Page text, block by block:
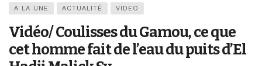
A LA UNE ACTUALITÉ VIDEO
Vidéo/ Coulisses du Gamou, ce que
cet homme fait de l’eau du puits d’El